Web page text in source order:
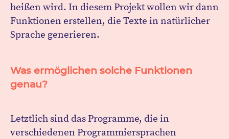
heißen wird. In diesem Projekt wollen wir dann
Funktionen erstellen, die Texte in natürlicher
Sprache generieren.
Was ermöglichen solche Funktionen
genau?
Letztlich sind das Programme, die in
verschiedenen Programmiersprachen